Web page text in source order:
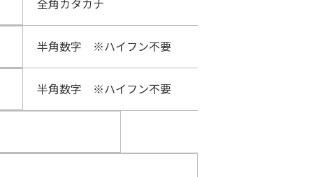
全角カタカナ
半角数字 ※ハイフン不要
半角数字 ※ハイフン不要